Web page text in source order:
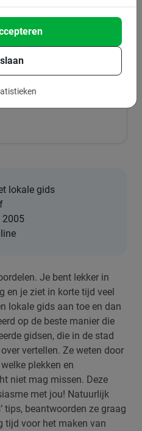
lokale gids
2005
Je bent lekker in
en je ziet in korte tijd veel
lokale gids aan toe en dan
op de beste manier die
gidsen, die in de stad
vertellen. Ze weten door
plekken en
niet mag missen. Deze
met jou! Natuurlijk
tips, beantwoorden ze graag
tijd voor het maken van